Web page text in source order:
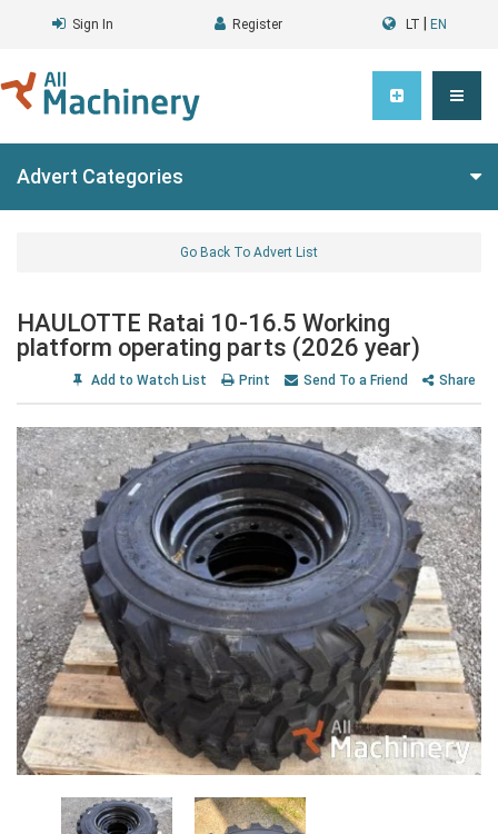
Sign In Register LT EN
Advert Categories
Go Back To Advert List
HAULOTTE Ratai 10-16.5 Working
platform operating parts (2026 year)
Add to Watch List Print Send To a Friend Share